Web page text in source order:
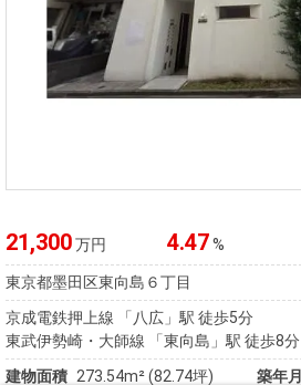
21,300万円 4.47%
東京都墨田区東向島６丁目
京成電鉄押上線 「八広」駅 徒歩5分
東武伊勢崎・大師線 「東向島」駅 徒歩8分
建物面積 273.54m² (82.74坪) 築年月